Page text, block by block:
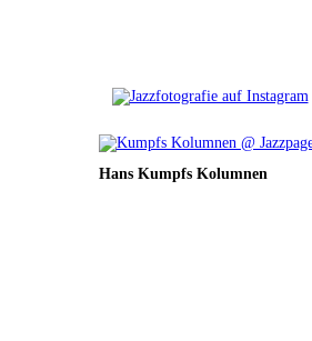
Hans Kumpfs Kolumnen